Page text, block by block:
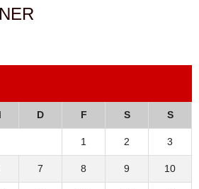
D F S S
1 2 3
7 8 9 10